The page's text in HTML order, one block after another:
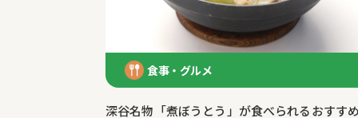
食事・グルメ
深谷名物「煮ぼうとう」が食べられるおすす